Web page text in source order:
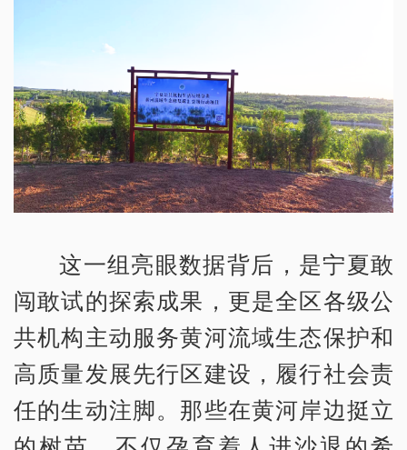
这一组亮眼数据背后，是宁夏敢
闯敢试的探索成果，更是全区各级公
共机构主动服务黄河流域生态保护和
高质量发展先行区建设，履行社会责
任的生动注脚。那些在黄河岸边挺立